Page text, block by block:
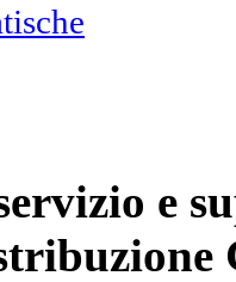
e